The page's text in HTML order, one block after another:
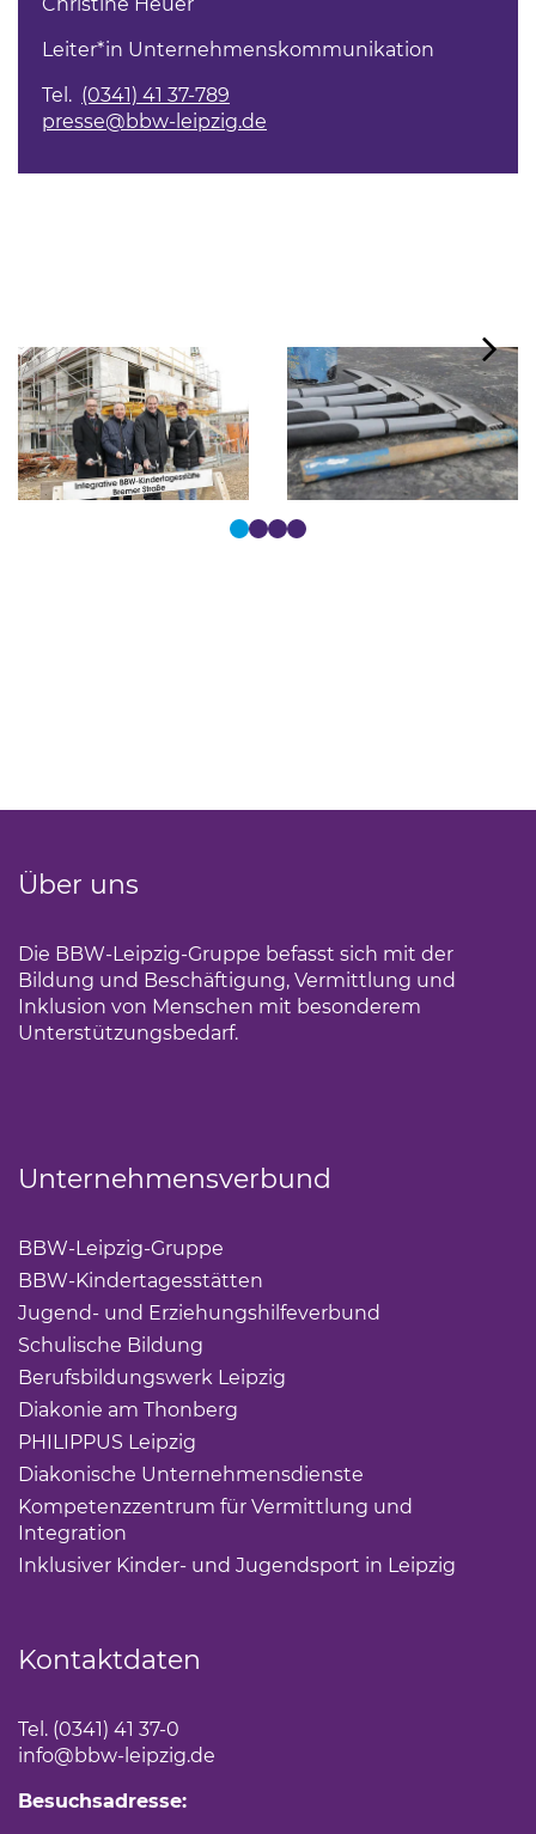
Leiter*in Unternehmenskommunikation
Tel. (0341) 41 37-789
presse@bbw-leipzig.de
Über uns
Die BBW-Leipzig-Gruppe befasst sich mit der
Bildung und Beschäftigung, Vermittlung und
Inklusion von Menschen mit besonderem
Unterstützungsbedarf.
Unternehmensverbund
BBW-Leipzig-Gruppe
BBW-Kindertagesstätten
Jugend- und Erziehungshilfeverbund
Schulische Bildung
Berufsbildungswerk Leipzig
Diakonie am Thonberg
PHILIPPUS Leipzig
Diakonische Unternehmensdienste
Kompetenzzentrum für Vermittlung und
Integration
Inklusiver Kinder- und Jugendsport in Leipzig
Kontaktdaten
Tel. (0341) 41 37-0
info@bbw-leipzig.de
Besuchsadresse: